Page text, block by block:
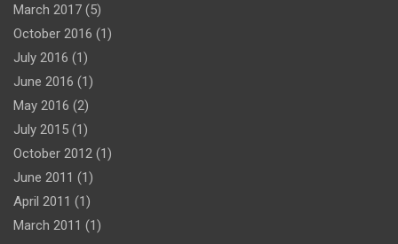
March 2017 (5)
October 2016 (1)
July 2016 (1)
June 2016 (1)
May 2016 (2)
July 2015 (1)
October 2012 (1)
June 2011 (1)
April 2011 (1)
March 2011 (1)